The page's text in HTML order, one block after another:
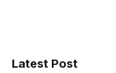
Latest Post